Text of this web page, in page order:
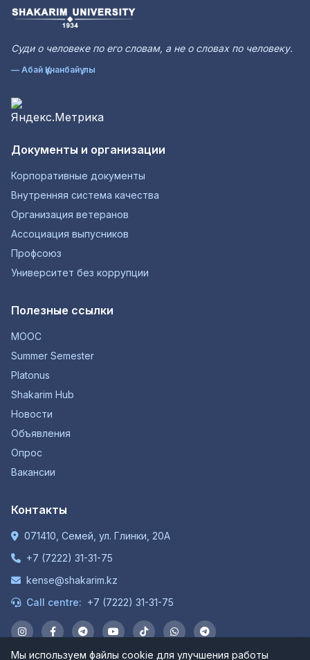
Суди о человеке по его словам, а не о словах по человеку.
— Абай Құнанбайұлы
Документы и организации
Корпоративные документы
Внутренняя система качества
Организация ветеранов
Ассоциация выпусников
Профсоюз
Университет без коррупции
Полезные ссылки
MOOC
Summer Semester
Platonus
Shakarim Hub
Новости
Объявления
Опрос
Вакансии
Контакты
071410, Семей, ул. Глинки, 20А
+7 (7222) 31-31-75
kense@shakarim.kz
Call centre: +7 (7222) 31-31-75
Мы используем файлы cookie для улучшения работы